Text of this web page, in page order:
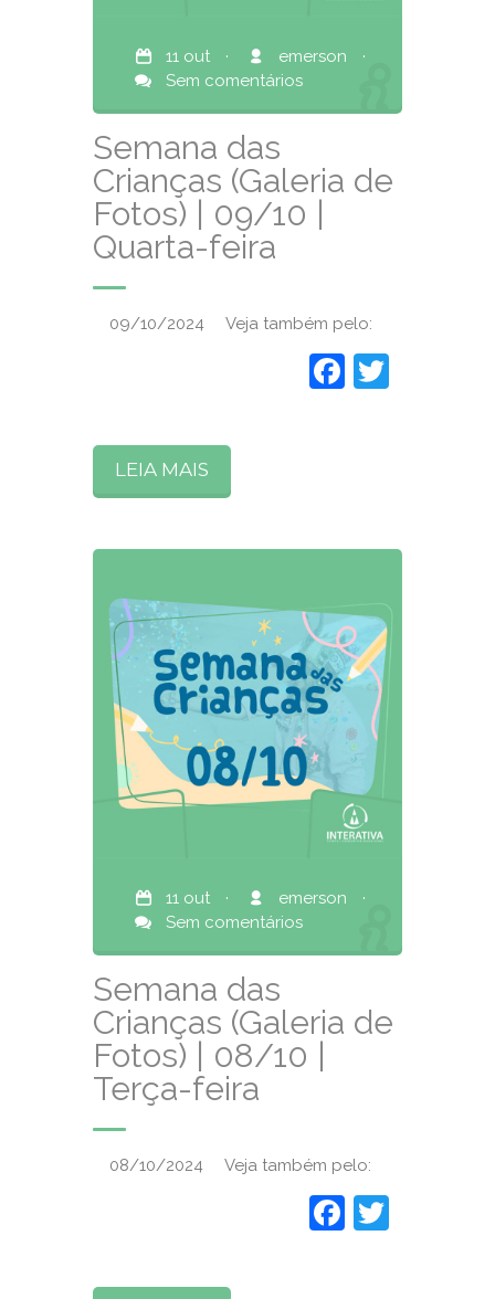
11 out · emerson
·
Sem comentários
Semana das
Crianças (Galeria de
Fotos) | 09/10 |
Quarta-feira
09/10/2024 Veja também pelo:
LEIA MAIS
11 out · emerson
·
Sem comentários
Semana das
Crianças (Galeria de
Fotos) | 08/10 |
Terça-feira
08/10/2024 Veja também pelo: